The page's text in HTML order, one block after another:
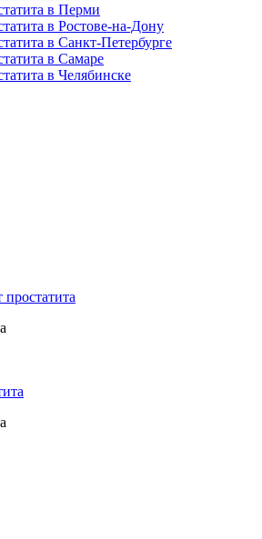
в Перми
в Ростове-на-Дону
в Санкт-Петербурге
в Самаре
в Челябинске
простатита